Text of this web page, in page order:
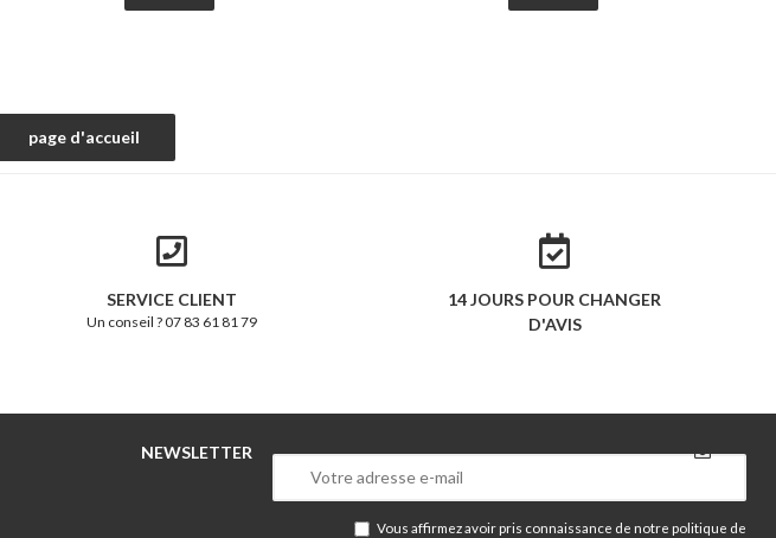
SERVICE CLIENT
Un conseil ? 07 83 61 81 79
14 JOURS POUR CHANGER
D'AVIS
NEWSLETTER
Vous affirmez avoir pris connaissance de notre politique de